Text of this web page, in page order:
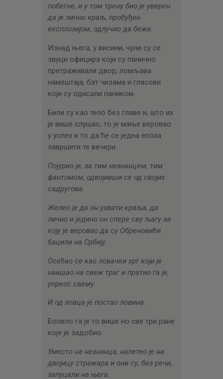
побегне, и у том трену био је уверен
да је лично краљ, пробуђен
експлозијом, одлучио да бежи.
Изнад њега, у висини, чули су се
звуци официра који су панично
претраживали двор, ломљава
намештаја, бат чизама и гласови
који су одисали паником.
Били су као тело без главе и, што их
је више слушао, то је мање веровао
у успех и то да ће се једна епоха
завршити те вечери.
Појурио је, за тим незнанцем, тим
фантомом, одвојивши се од својих
садругова.
Желео је да он ухвати краља, да
лично и једино он спере сву љагу за
коју је веровао да су Обреновићи
бацили на Србију.
Осећао се као ловачки хрт који је
наишао на свеж траг и пратио га је,
упркос свему.
И од ловца је постао ловина.
Болело га је то више но све три ране
које је задобио.
Уместо на незнанца, налетео је на
двојицу стражара и они су, без речи,
запуцали на њега.